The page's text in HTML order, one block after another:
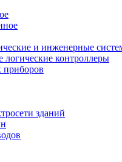
и инженерные
контроллеры
приборов
зданий